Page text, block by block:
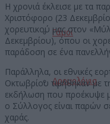
Γάμοι
Δρομολόγια
Η χρονιά έκλεισε με τα
Χριστόφορο (23
χορευτικού μας στον
Δεκεμβρίου), όπου οι
παράδοση σε ένα
Παράλληλα, οι εθνικές
Οκτωβρίου τιμήθηκαν με
εκδήλωση που προέκυψε
ο Σύλλογος είναι παρών
χαράς.